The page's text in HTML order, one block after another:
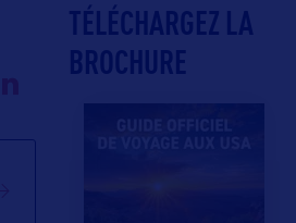
TÉLÉCHARGEZ LA
BROCHURE